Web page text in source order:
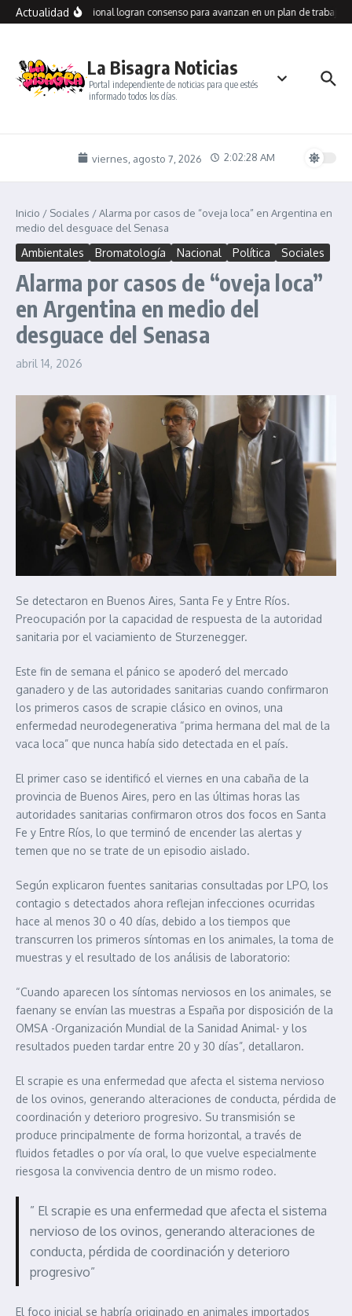
Saltar al contenido
Actualidad
y Vialidad Nacional logran consenso para avanzan en un plan de trabajo
La Bisagra Noticias
Portal independiente de noticias para que estés
informado todos los días.
viernes, agosto 7, 2026 2:02:28 AM
Inicio / Sociales /Alarma por casos de “oveja loca” en Argentina en
medio del desguace del Senasa
Ambientales Bromatología Nacional Política Sociales
Alarma por casos de “oveja loca”
en Argentina en medio del
desguace del Senasa
abril 14, 2026
Se detectaron en Buenos Aires, Santa Fe y Entre Ríos.
Preocupación por la capacidad de respuesta de la autoridad
sanitaria por el vaciamiento de Sturzenegger.
Este fin de semana el pánico se apoderó del mercado
ganadero y de las autoridades sanitarias cuando confirmaron
los primeros casos de scrapie clásico en ovinos, una
enfermedad neurodegenerativa “prima hermana del mal de la
vaca loca” que nunca había sido detectada en el país.
El primer caso se identificó el viernes en una cabaña de la
provincia de Buenos Aires, pero en las últimas horas las
autoridades sanitarias confirmaron otros dos focos en Santa
Fe y Entre Ríos, lo que terminó de encender las alertas y
temen que no se trate de un episodio aislado.
Según explicaron fuentes sanitarias consultadas por LPO, los
contagio s detectados ahora reflejan infecciones ocurridas
hace al menos 30 o 40 días, debido a los tiempos que
transcurren los primeros síntomas en los animales, la toma de
muestras y el resultado de los análisis de laboratorio:
“Cuando aparecen los síntomas nerviosos en los animales, se
faenany se envían las muestras a España por disposición de la
OMSA -Organización Mundial de la Sanidad Animal- y los
resultados pueden tardar entre 20 y 30 días”, detallaron.
El scrapie es una enfermedad que afecta el sistema nervioso
de los ovinos, generando alteraciones de conducta, pérdida de
coordinación y deterioro progresivo. Su transmisión se
produce principalmente de forma horizontal, a través de
fluidos fetadles o por vía oral, lo que vuelve especialmente
riesgosa la convivencia dentro de un mismo rodeo.
” El scrapie es una enfermedad que afecta el sistema
nervioso de los ovinos, generando alteraciones de
conducta, pérdida de coordinación y deterioro
progresivo”
El foco inicial se habría originado en animales importados